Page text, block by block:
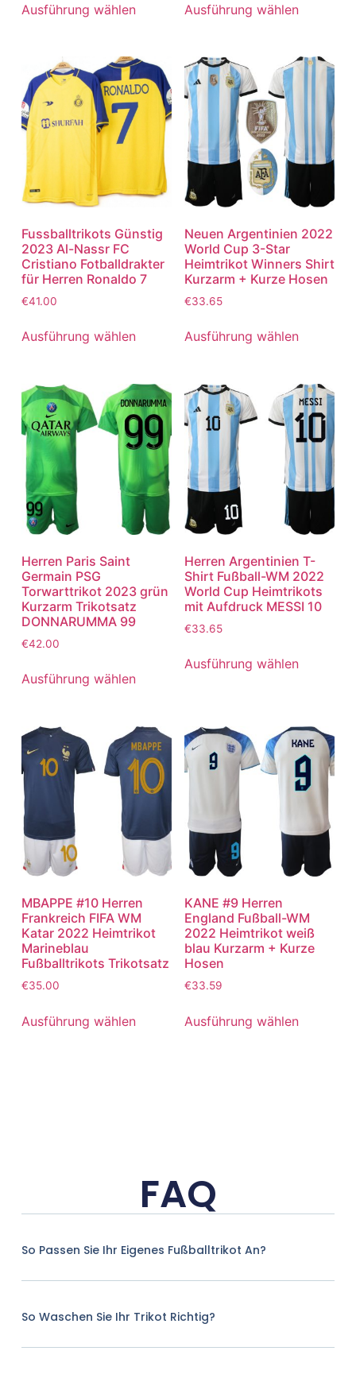
Ausführung wählen Ausführung wählen
Fussballtrikots Günstig
2023 Al-Nassr FC
Cristiano Fotballdrakter
für Herren Ronaldo 7
€41.00
Ausführung wählen
Neuen Argentinien 2022
World Cup 3-Star
Heimtrikot Winners Shirt
Kurzarm + Kurze Hosen
€33.65
Ausführung wählen
Herren Paris Saint
Germain PSG
Torwarttrikot 2023 grün
Kurzarm Trikotsatz
DONNARUMMA 99
€42.00
Ausführung wählen
Herren Argentinien T-
Shirt Fußball-WM 2022
World Cup Heimtrikots
mit Aufdruck MESSI 10
€33.65
Ausführung wählen
MBAPPE #10 Herren
Frankreich FIFA WM
Katar 2022 Heimtrikot
Marineblau
Fußballtrikots Trikotsatz
€35.00
Ausführung wählen
KANE #9 Herren
England Fußball-WM
2022 Heimtrikot weiß
blau Kurzarm + Kurze
Hosen
€33.59
Ausführung wählen
FAQ
So Passen Sie Ihr Eigenes Fußballtrikot An?
So Waschen Sie Ihr Trikot Richtig?